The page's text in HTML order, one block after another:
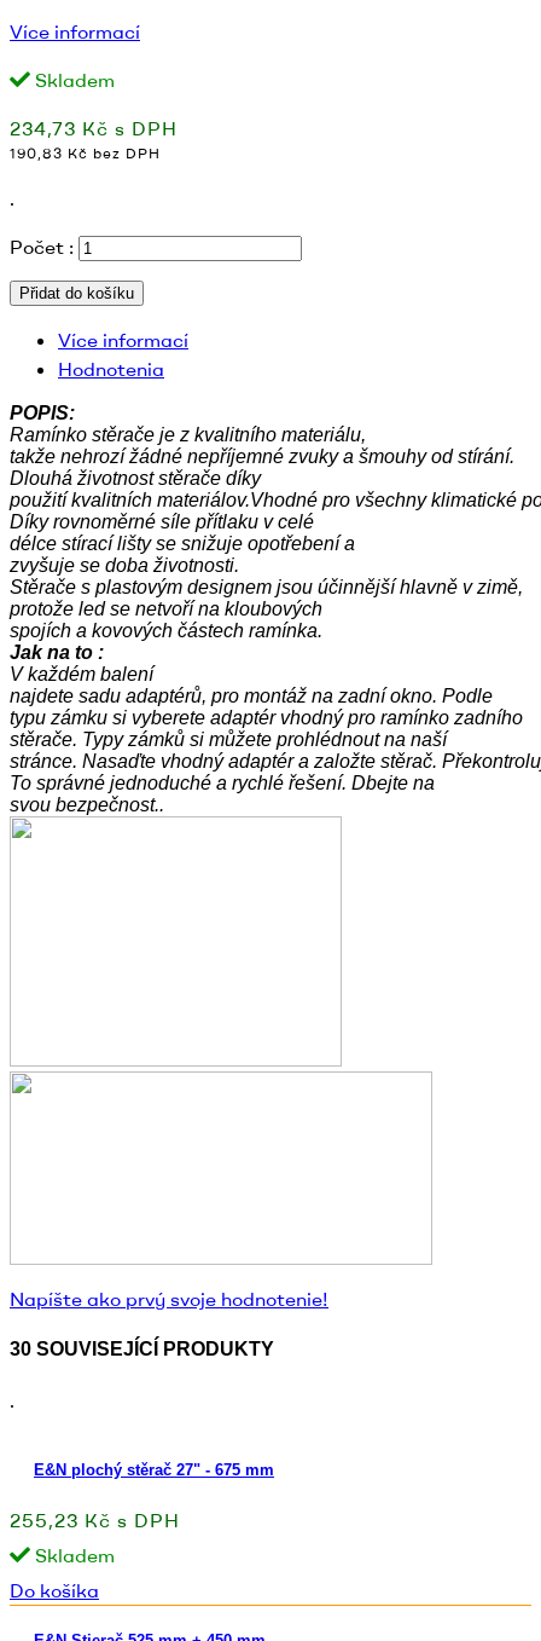
Více informací
Skladem
234,73 Kč s DPH
190,83 Kč bez DPH
.
Počet :
Přidat do košíku
Více informací
Hodnotenia
POPIS:
Ramínko stěrače je z kvalitního materiálu,
takže nehrozí žádné nepříjemné zvuky a šmouhy od stírání.
Dlouhá životnost stěrače díky
použití kvalitních materiálov.Vhodné pro všechny klimatické
Díky rovnoměrné síle přítlaku v celé
délce stírací lišty se snižuje opotřebení a
zvyšuje se doba životnosti.
Stěrače s plastovým designem jsou účinnější hlavně v zimě,
protože led se netvoří na kloubových
spojích a kovových částech ramínka.
Jak na to :
V každém balení
najdete sadu adaptérů, pro montáž na zadní okno. Podle
typu zámku si vyberete adaptér vhodný pro ramínko zadního
stěrače. Typy zámků si můžete prohlédnout na naší
stránce. Nasaďte vhodný adaptér a založte stěrač.
To správné jednoduché a rychlé řešení. Dbejte na
svou bezpečnost..
Napíšte ako prvý svoje hodnotenie!
30 SOUVISEJÍCÍ PRODUKTY
.
E&N plochý stěrač 27" - 675 mm
255,23 Kč s DPH
Skladem
Do košíka